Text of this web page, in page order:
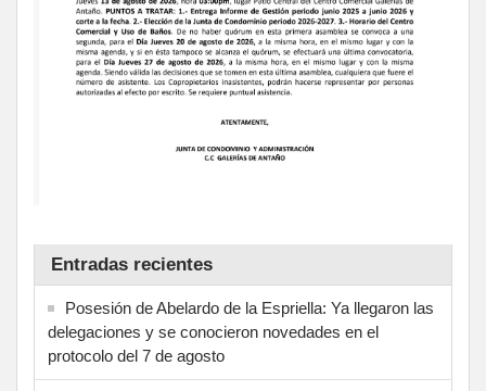
Entradas recientes
Posesión de Abelardo de la Espriella: Ya llegaron las
delegaciones y se conocieron novedades en el
protocolo del 7 de agosto